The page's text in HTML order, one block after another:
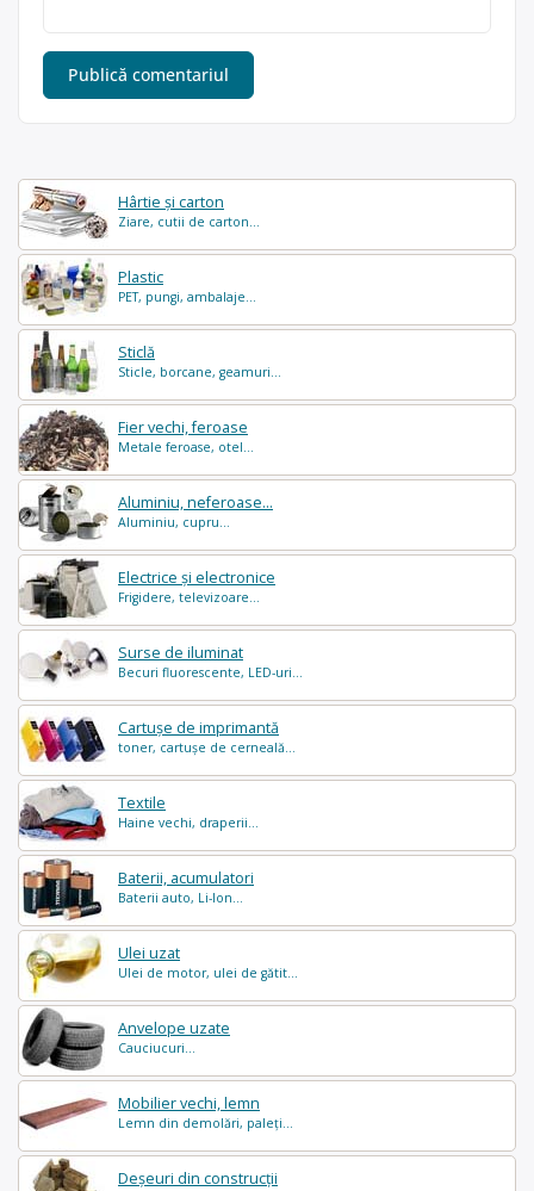
Hârtie și carton
Ziare, cutii de carton...
Plastic
PET, pungi, ambalaje...
Sticlă
Sticle, borcane, geamuri...
Fier vechi, feroase
Metale feroase, otel...
Aluminiu, neferoase...
Aluminiu, cupru...
Electrice și electronice
Frigidere, televizoare...
Surse de iluminat
Becuri fluorescente, LED-uri...
Cartușe de imprimantă
toner, cartușe de cerneală...
Textile
Haine vechi, draperii...
Baterii, acumulatori
Baterii auto, Li-Ion...
Ulei uzat
Ulei de motor, ulei de gătit...
Anvelope uzate
Cauciucuri...
Mobilier vechi, lemn
Lemn din demolări, paleți...
Deșeuri din construcții